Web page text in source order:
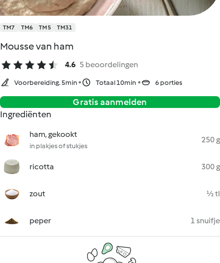
TM7 TM6 TM5 TM31
Mousse van ham
4.6 5 beoordelingen
Voorbereiding. 5min Totaal 10min 6 porties
Gratis aanmelden
Ingrediënten
ham, gekookt
in plakjes of stukjes
250 g
ricotta 300 g
zout ½ tl
peper 1 snuifje